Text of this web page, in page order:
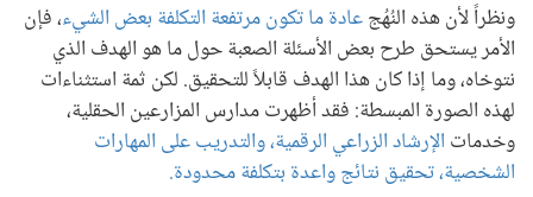
ونظراً لأن هذه النُهُجعادة ما تكون مرتفعة التكلفة بعض الشيء، فإن
الأمر يستحق طرح بعض الأسئلة الصعبة حول ما هو الهدف الذي
نتوخاه، وما إذا كان هذا الهدف قابلاً للتحقيق. لكن ثمة استثناءات
لهذه الصورة المبسطة: فقد أظهرت مدارس المزارعين الحقلية،
وخدمات الإرشاد الزراعي الرقمية، والتدريب على المهارات
الشخصية، تحقيق نتائج واعدة بتكلفة محدودة.